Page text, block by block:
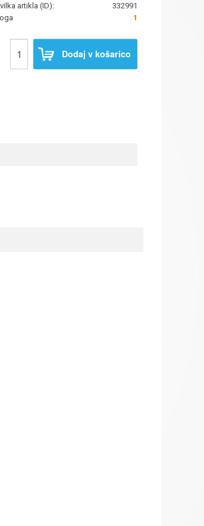
artikla (ID):
332991
1
Dodaj v košarico